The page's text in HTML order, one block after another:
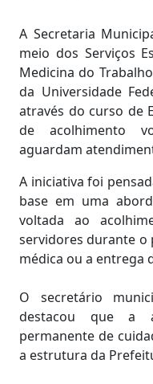
A Secretaria
meio dos Serviços
Medicina do
da Universidade
através do curso de
de acolhimento
aguardam
A iniciativa foi
base em uma
voltada ao
servidores durante o
médica ou a entrega
O secretário
destacou que a
permanente de
a estrutura da